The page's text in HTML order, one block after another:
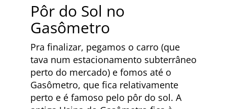
Pôr do Sol no
Gasômetro
Pra finalizar, pegamos o carro (que
tava num estacionamento subterrâneo
perto do mercado) e fomos até o
Gasômetro, que fica relativamente
perto e é famoso pelo pôr do sol. A